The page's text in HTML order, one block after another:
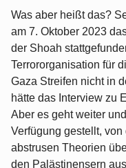
Was aber heißt das?
am 7. Oktober 2023
der Shoah
Terrororganisation für
Gaza Streifen nicht in
hätte das Interview zu
Aber es geht weiter
Verfügung gestellt,
abstrusen Theorien
den Palästinensern